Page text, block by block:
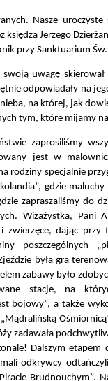
Nasze uroczyste
księdza Jerzego
przy Sanktuarium Św.
uwagę skierował
odpowiadały na
na której, jak
tym, które mijamy
zaprosiliśmy
jest w
rodziny specjalnie
gdzie maluchy
zapraszaliśmy do
Wizażystka, Pani
zwierzęce, dając przy
poszczególnych
była gra
zabawy było
stacje, na
bojowy”, a także
zadawała
Dalszym etapem
odkrywcy
Brudnouchym”.